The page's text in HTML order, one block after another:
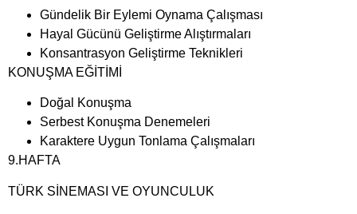
Gündelik Bir Eylemi Oynama Çalışması
Hayal Gücünü Geliştirme Alıştırmaları
Konsantrasyon Geliştirme Teknikleri
KONUŞMA EĞİTİMİ
Doğal Konuşma
Serbest Konuşma Denemeleri
Karaktere Uygun Tonlama Çalışmaları
9.HAFTA
TÜRK SİNEMASI VE OYUNCULUK